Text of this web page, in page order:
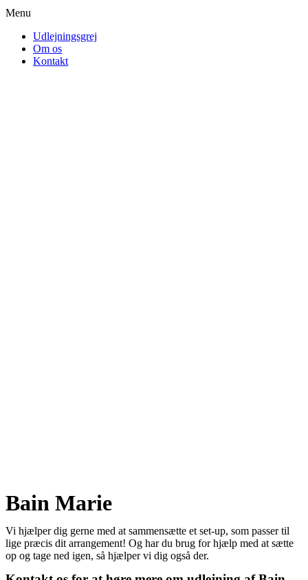
Menu
Udlejningsgrej
Om os
Kontakt
Bain Marie
Vi hjælper dig gerne med at sammensætte et set-up, som passer til
lige præcis dit arrangement! Og har du brug for hjælp med at sætte
op og tage ned igen, så hjælper vi dig også der.